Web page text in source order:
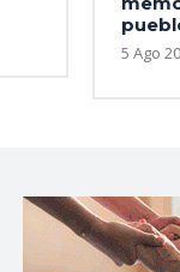
5 Ago